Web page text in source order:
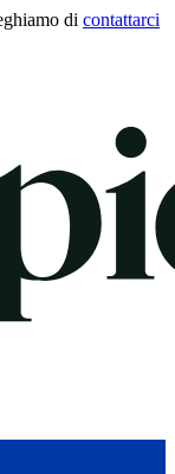
di contattarci